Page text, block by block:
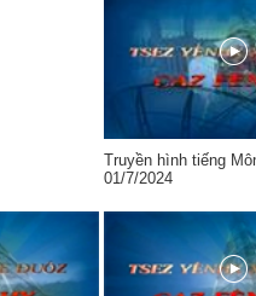
Truyền hình tiếng
01/7/2024